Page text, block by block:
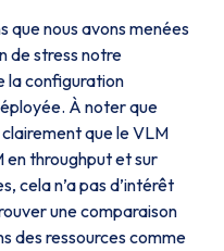
que nous avons menées
de stress notre
la configuration
À noter que
que le VLM
en throughput et sur
cela n’a pas d’intérêt
une comparaison
des ressources comme